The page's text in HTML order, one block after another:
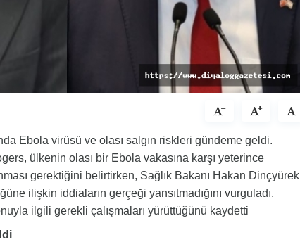
Ebola virüsü ve olası salgın riskleri gündeme geldi.
ülkenin olası bir Ebola vakasına karşı yeterince
gerektiğini belirtirken, Sağlık Bakanı Hakan Dinçyürek
ilişkin iddiaların gerçeği yansıtmadığını vurguladı.
ilgili gerekli çalışmaları yürüttüğünü kaydetti